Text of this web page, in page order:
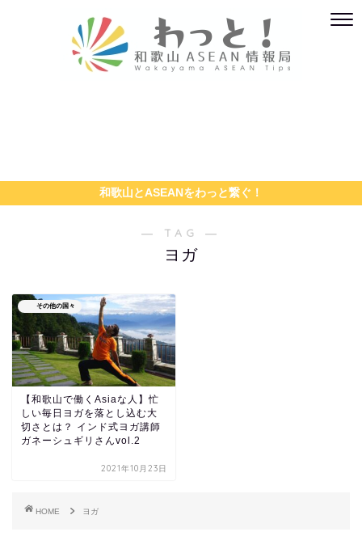
和歌山とASEANをわっと繋ぐ！
― TAG ―
ヨガ
その他の国々
【和歌山で働くAsiaな人】忙
しい毎日ヨガを落とし込む大
切さとは？ インド式ヨガ講師
ガネーシュギリさんvol.2
2021年10月23日
HOME ヨガ